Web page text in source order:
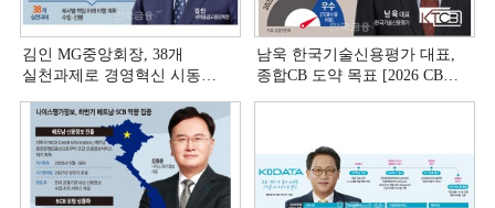
김인 MG중앙회장, 38개
실천과제로 경영혁신 시동
남욱 한국기술신용평가 대표,
종합CB 도약 목표 [2026 CB사